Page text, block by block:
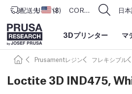
配送先 アメリカ合衆国
USD ($) CORE One L: Now In Stock! 日
3Dプリンター マ
Prusamentレジン フレキシブル
Loctite 3D IND475,